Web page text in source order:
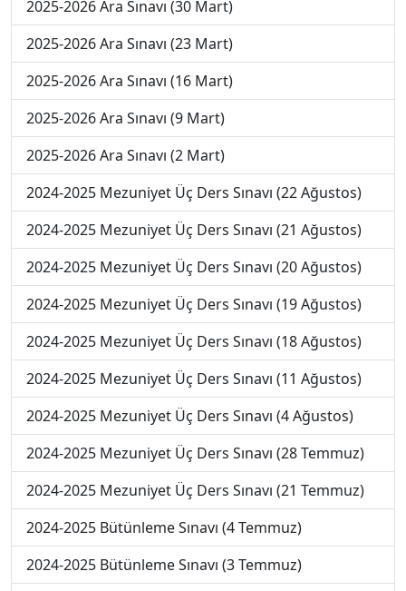
2025-2026 Ara Sınavı (30 Mart)
2025-2026 Ara Sınavı (23 Mart)
2025-2026 Ara Sınavı (16 Mart)
2025-2026 Ara Sınavı (9 Mart)
2025-2026 Ara Sınavı (2 Mart)
2024-2025 Mezuniyet Üç Ders Sınavı (22 Ağustos)
2024-2025 Mezuniyet Üç Ders Sınavı (21 Ağustos)
2024-2025 Mezuniyet Üç Ders Sınavı (20 Ağustos)
2024-2025 Mezuniyet Üç Ders Sınavı (19 Ağustos)
2024-2025 Mezuniyet Üç Ders Sınavı (18 Ağustos)
2024-2025 Mezuniyet Üç Ders Sınavı (11 Ağustos)
2024-2025 Mezuniyet Üç Ders Sınavı (4 Ağustos)
2024-2025 Mezuniyet Üç Ders Sınavı (28 Temmuz)
2024-2025 Mezuniyet Üç Ders Sınavı (21 Temmuz)
2024-2025 Bütünleme Sınavı (4 Temmuz)
2024-2025 Bütünleme Sınavı (3 Temmuz)